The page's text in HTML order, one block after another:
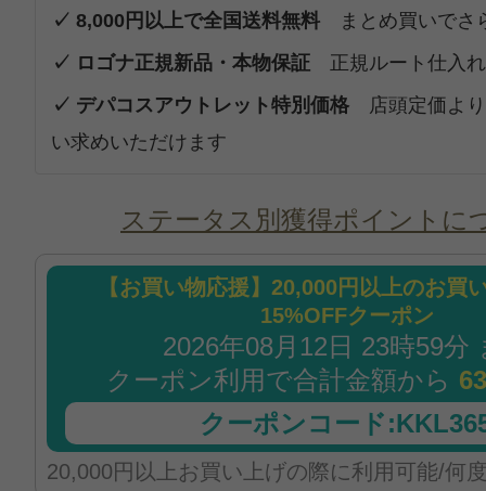
✓ 8,000円以上で全国送料無料 まとめ買いでさ
✓ ロゴナ正規新品・本物保証 正規ルート仕入
✓ デパコスアウトレット特別価格 店頭定価よ
い求めいただけます
ステータス別獲得ポイントに
【お買い物応援】20,000円以上のお買
15%OFFクーポン
2026年08月12日 23時59分
クーポン利用で合計金額から
クーポンコード
20,000円以上お買い上げの際に利用可能/何